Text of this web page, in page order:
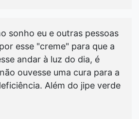
sonho eu e outras pessoas
esse "creme" para que a
andar à luz do dia, é
ouvesse uma cura para a
Além do jipe verde